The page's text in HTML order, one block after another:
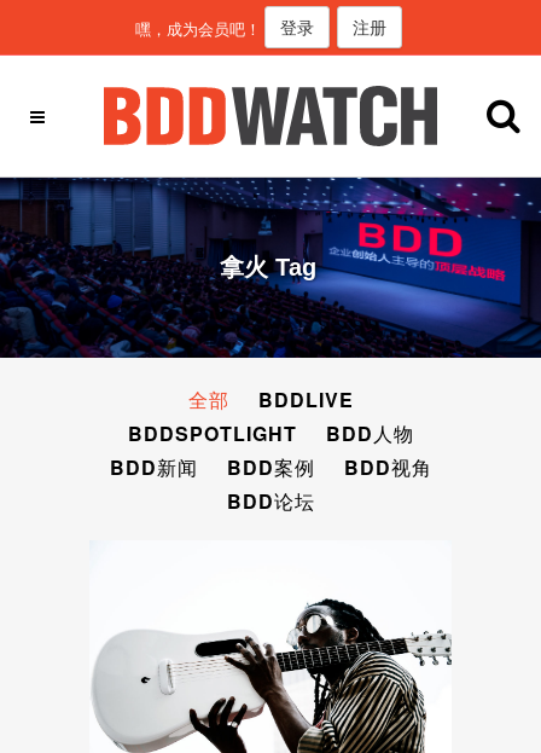
嘿，成为会员吧！ 登录 注册
拿火 Tag
全部
BDDLIVE
BDDSPOTLIGHT
BDD人物
BDD新闻
BDD案例
BDD视角
BDD论坛